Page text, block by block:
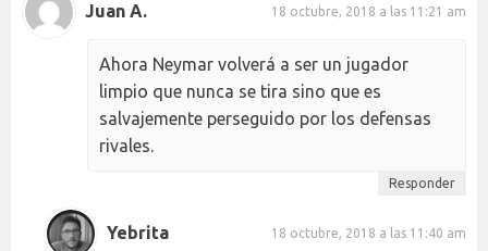
Juan A. 18 octubre, 2018 a las 11:21 am
Ahora Neymar volverá a ser un jugador
limpio que nunca se tira sino que es
salvajemente perseguido por los defensas
rivales.
Responder
Yebrita 18 octubre, 2018 a las 11:40 am